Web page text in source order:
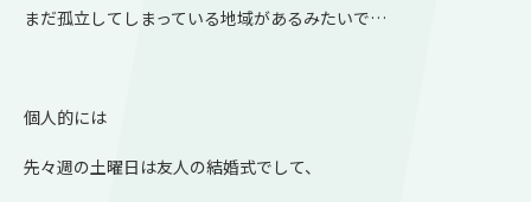
まだ孤立してしまっている地域があるみたいで…
個人的には
先々週の土曜日は友人の結婚式でして、